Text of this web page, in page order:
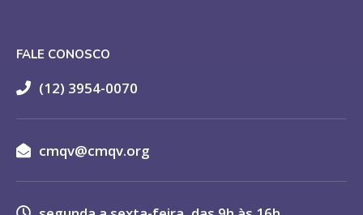
FALE CONOSCO
(12) 3954-0070
cmqv@cmqv.org